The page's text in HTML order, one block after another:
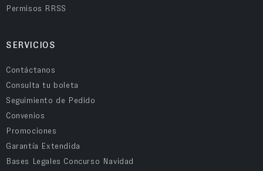
Permisos RRSS
SERVICIOS
Contáctanos
Consulta tu boleta
Seguimiento de Pedido
Convenios
Promociones
Garantía Extendida
Bases Legales Concurso Navidad